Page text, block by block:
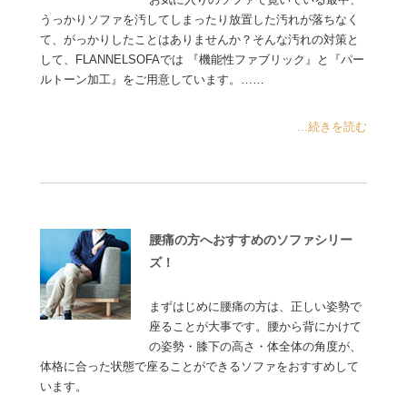
うっかりソファを汚してしまったり放置した汚れが落ちなく
て、がっかりしたことはありませんか？そんな汚れの対策と
して、FLANNELSOFAでは 『機能性ファブリック』と『パー
ルトーン加工』をご用意しています。……
...続きを読む
腰痛の方へおすすめのソファシリー
ズ！
まずはじめに腰痛の方は、正しい姿勢で
座ることが大事です。腰から背にかけて
の姿勢・膝下の高さ・体全体の角度が、
体格に合った状態で座ることができるソファをおすすめして
います。